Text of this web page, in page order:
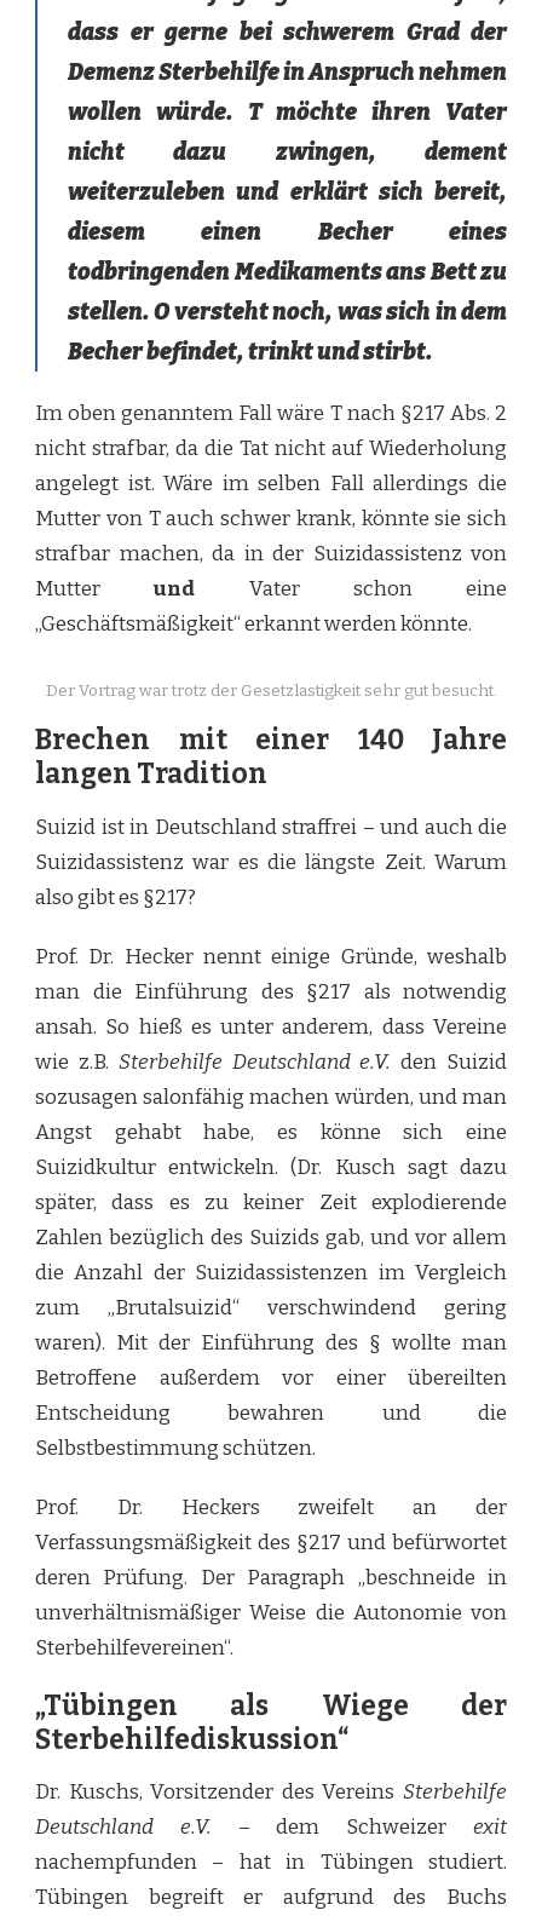
dass er gerne bei schwerem Grad der
Demenz Sterbehilfe in Anspruch nehmen
wollen würde. T möchte ihren Vater
nicht dazu zwingen, dement
weiterzuleben und erklärt sich bereit,
diesem einen Becher eines
todbringenden Medikaments ans Bett zu
stellen. O versteht noch, was sich in dem
Becher befindet, trinkt und stirbt.
Im oben genanntem Fall wäre T nach §217 Abs. 2
nicht strafbar, da die Tat nicht auf Wiederholung
angelegt ist. Wäre im selben Fall allerdings die
Mutter von T auch schwer krank, könnte sie sich
strafbar machen, da in der Suizidassistenz von
Mutterund Vater schon eine
„Geschäftsmäßigkeit“ erkannt werden könnte.
Der Vortrag war trotz der Gesetzlastigkeit sehr gut besucht.
Brechen mit einer 140 Jahre
langen Tradition
Suizid ist in Deutschland straffrei – und auch die
Suizidassistenz war es die längste Zeit. Warum
also gibt es §217?
Prof. Dr. Hecker nennt einige Gründe, weshalb
man die Einführung des §217 als notwendig
ansah. So hieß es unter anderem, dass Vereine
wie z.B. Sterbehilfe Deutschland e.V. den Suizid
sozusagen salonfähig machen würden, und man
Angst gehabt habe, es könne sich eine
Suizidkultur entwickeln. (Dr. Kusch sagt dazu
später, dass es zu keiner Zeit explodierende
Zahlen bezüglich des Suizids gab, und vor allem
die Anzahl der Suizidassistenzen im Vergleich
zum „Brutalsuizid“ verschwindend gering
waren). Mit der Einführung des § wollte man
Betroffene außerdem vor einer übereilten
Entscheidung bewahren und die
Selbstbestimmung schützen.
Prof. Dr. Heckers zweifelt an der
Verfassungsmäßigkeit des §217 und befürwortet
deren Prüfung. Der Paragraph „beschneide in
unverhältnismäßiger Weise die Autonomie von
Sterbehilfevereinen“.
„Tübingen als Wiege der
Sterbehilfediskussion“
Dr. Kuschs, Vorsitzender des Vereins Sterbehilfe
Deutschland e.V. – dem Schweizerexit
nachempfunden – hat in Tübingen studiert.
Tübingen begreift er aufgrund des Buchs